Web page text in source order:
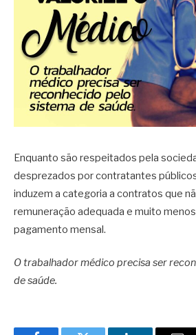
Enquanto são respeitados pela
desprezados por contratantes
induzem a categoria a contratos que
remuneração adequada e muito
pagamento mensal.
O trabalhador médico precisa ser
de saúde.